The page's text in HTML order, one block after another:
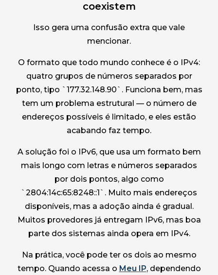
coexistem
Isso gera uma confusão extra que vale
mencionar.
O formato que todo mundo conhece é o IPv4:
quatro grupos de números separados por
ponto, tipo `177.32.148.90`. Funciona bem, mas
tem um problema estrutural — o número de
endereços possíveis é limitado, e eles estão
acabando faz tempo.
A solução foi o IPv6, que usa um formato bem
mais longo com letras e números separados
por dois pontos, algo como
`2804:14c:65:8248::1`. Muito mais endereços
disponíveis, mas a adoção ainda é gradual.
Muitos provedores já entregam IPv6, mas boa
parte dos sistemas ainda opera em IPv4.
Na prática, você pode ter os dois ao mesmo
tempo. Quando acessa o Meu IP, dependendo